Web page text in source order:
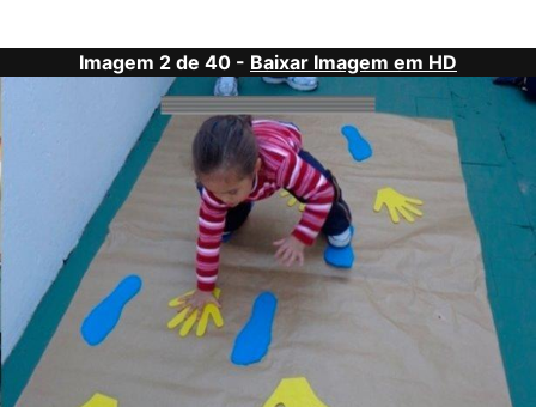
Imagem 2 de 40 - Baixar Imagem em HD